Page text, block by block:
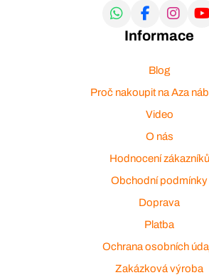
Informace
Blog
Proč nakoupit na Aza
Video
O nás
Hodnocení zákazníků
Obchodní podmínky
Doprava
Platba
Ochrana osobních
Zakázková výroba